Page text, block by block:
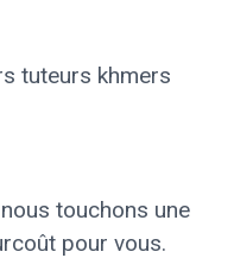
tuteurs khmers
touchons une
pour vous.